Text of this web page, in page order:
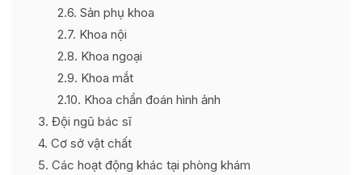
2.6 Sản phụ khoa
2.7 Khoa nội
2.8 Khoa ngoại
2.9 Khoa mắt
2.10 Khoa chẩn đoán hình ảnh
3 Đội ngũ bác sĩ
4 Cơ sở vật chất
5 Các hoạt động khác tại phòng khám